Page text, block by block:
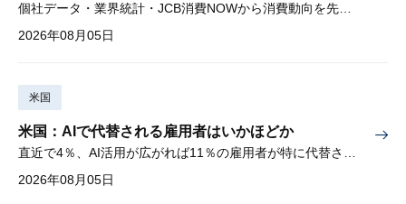
個社データ・業界統計・JCB消費NOWから消費動向を先取り
2026年08月05日
米国
米国：AIで代替される雇用者はいかほどか
2026年08月05日